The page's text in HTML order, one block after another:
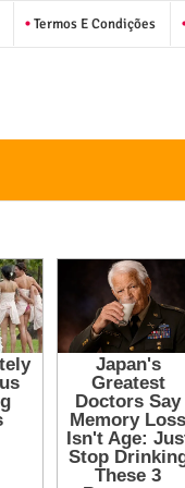
Termos E Condições